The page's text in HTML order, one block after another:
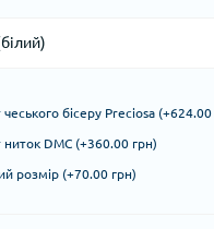
бісеру Preciosa (+624.00
DMC (+360.00 грн)
розмір (+70.00 грн)